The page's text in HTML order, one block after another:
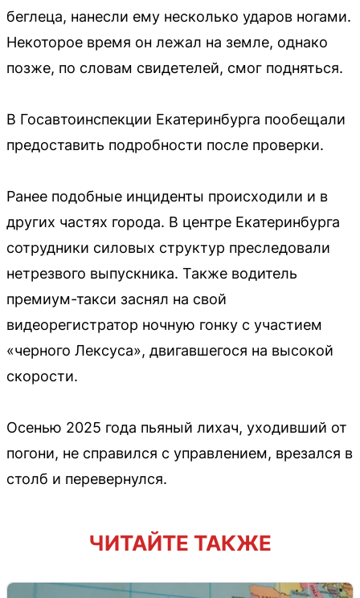
беглеца, нанесли ему несколько ударов ногами.
Некоторое время он лежал на земле, однако
позже, по словам свидетелей, смог подняться.
В Госавтоинспекции Екатеринбурга пообещали
предоставить подробности после проверки.
Ранее подобные инциденты происходили и в
других частях города. В центре Екатеринбурга
сотрудники силовых структур преследовали
нетрезвого выпускника. Также водитель
премиум-такси заснял на свой
видеорегистратор ночную гонку с участием
«черного Лексуса», двигавшегося на высокой
скорости.
Осенью 2025 года пьяный лихач, уходивший от
погони, не справился с управлением, врезался в
столб и перевернулся.
ЧИТАЙТЕ ТАКЖЕ